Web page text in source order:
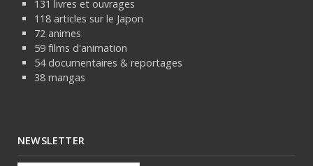
131 livres et ouvrages
118 articles sur le Japon
72 animes
59 films d'animation
54 documentaires & reportages
38 mangas
NEWSLETTER